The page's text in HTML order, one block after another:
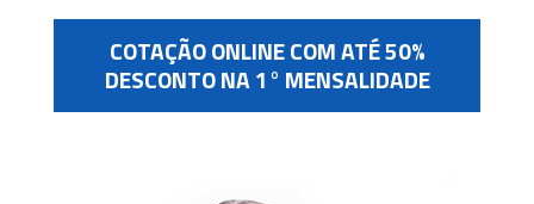
COTAÇÃO ONLINE COM ATÉ 50%
DESCONTO NA 1° MENSALIDADE